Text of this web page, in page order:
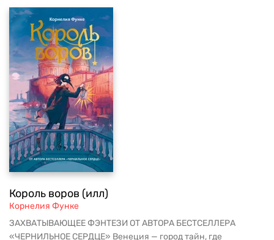
Король воров (илл)
Корнелия Функе
ЗАХВАТЫВАЮЩЕЕ ФЭНТЕЗИ ОТ АВТОРА БЕСТСЕЛЛЕРА
«ЧЕРНИЛЬНОЕ СЕРДЦЕ» Венеция — город тайн, где